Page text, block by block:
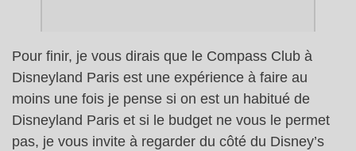
Pour finir, je vous dirais que le Compass Club à
Disneyland Paris est une expérience à faire au
moins une fois je pense si on est un habitué de
Disneyland Paris et si le budget ne vous le permet
pas, je vous invite à regarder du côté du Disney’s